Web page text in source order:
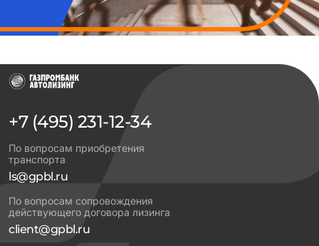
+7 (495) 231-12-34
По вопросам приобретения
транспорта
ls@gpbl.ru
По вопросам сопровождения
действующего договора лизинга
client@gpbl.ru